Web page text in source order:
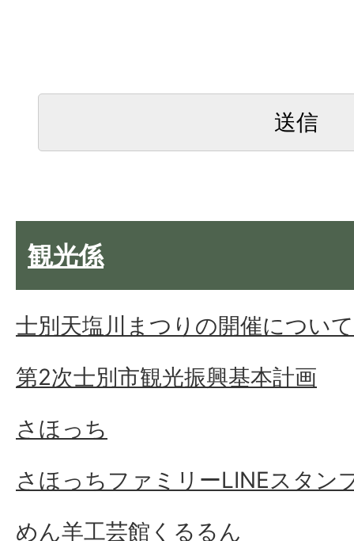
観光係
士別天塩川まつりの開催について
第2次士別市観光振興基本計画
さほっち
さほっちファミリーLINEスタン
めん羊工芸館くるるん